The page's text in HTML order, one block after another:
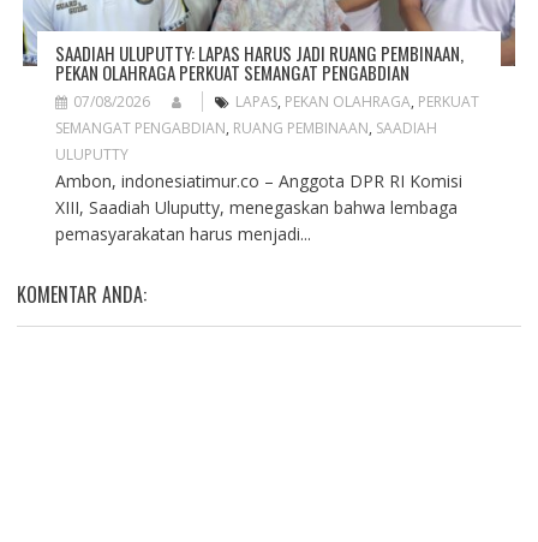
SAADIAH ULUPUTTY: LAPAS HARUS JADI RUANG PEMBINAAN,
PEKAN OLAHRAGA PERKUAT SEMANGAT PENGABDIAN
07/08/2026 LAPAS, PEKAN OLAHRAGA, PERKUAT
SEMANGAT PENGABDIAN, RUANG PEMBINAAN, SAADIAH
ULUPUTTY
Ambon, indonesiatimur.co – Anggota DPR RI Komisi
XIII, Saadiah Uluputty, menegaskan bahwa lembaga
pemasyarakatan harus menjadi...
KOMENTAR ANDA: